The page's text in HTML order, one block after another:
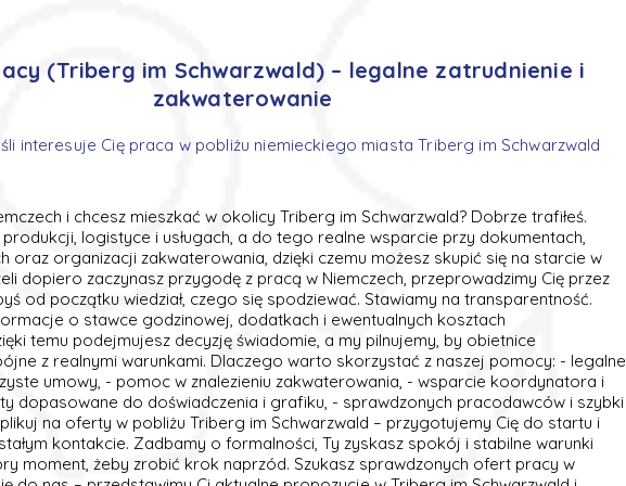
(Triberg im Schwarzwald) – legalne zatrudnienie i
zakwaterowanie
interesuje Cię praca w pobliżu niemieckiego miasta Triberg im Schwarzwald
i chcesz mieszkać w okolicy Triberg im Schwarzwald? Dobrze trafiłeś.
logistyce i usługach, a do tego realne wsparcie przy dokumentach,
oraz organizacji zakwaterowania, dzięki czemu możesz skupić się na starcie w
dopiero zaczynasz przygodę z pracą w Niemczech, przeprowadzimy Cię przez
od początku wiedział, czego się spodziewać. Stawiamy na transparentność.
o stawce godzinowej, dodatkach i ewentualnych kosztach
temu podejmujesz decyzję świadomie, a my pilnujemy, by obietnice
z realnymi warunkami. Dlaczego warto skorzystać z naszej pomocy: - legalne
umowy, - pomoc w znalezieniu zakwaterowania, - wsparcie koordynatora i
dopasowane do doświadczenia i grafiku, - sprawdzonych pracodawców i szybki
na oferty w pobliżu Triberg im Schwarzwald – przygotujemy Cię do startu i
kontakcie. Zadbamy o formalności, Ty zyskasz spokój i stabilne warunki
moment, żeby zrobić krok naprzód. Szukasz sprawdzonych ofert pracy w